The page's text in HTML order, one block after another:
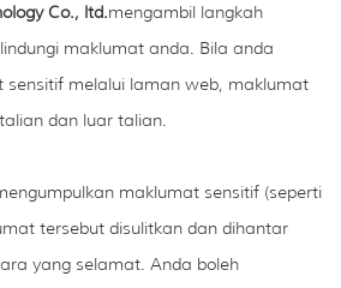
Co., ltd.mengambil langkah
maklumat anda. Bila anda
sensitif melalui laman web, maklumat
dan luar talian.
maklumat sensitif (seperti
tersebut disulitkan dan dihantar
yang selamat. Anda boleh